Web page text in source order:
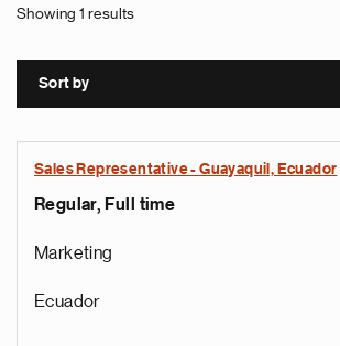
Showing 1 results
Sort by
Sales Representative - Guayaquil, Ecuador
Regular, Full time
Marketing
Ecuador